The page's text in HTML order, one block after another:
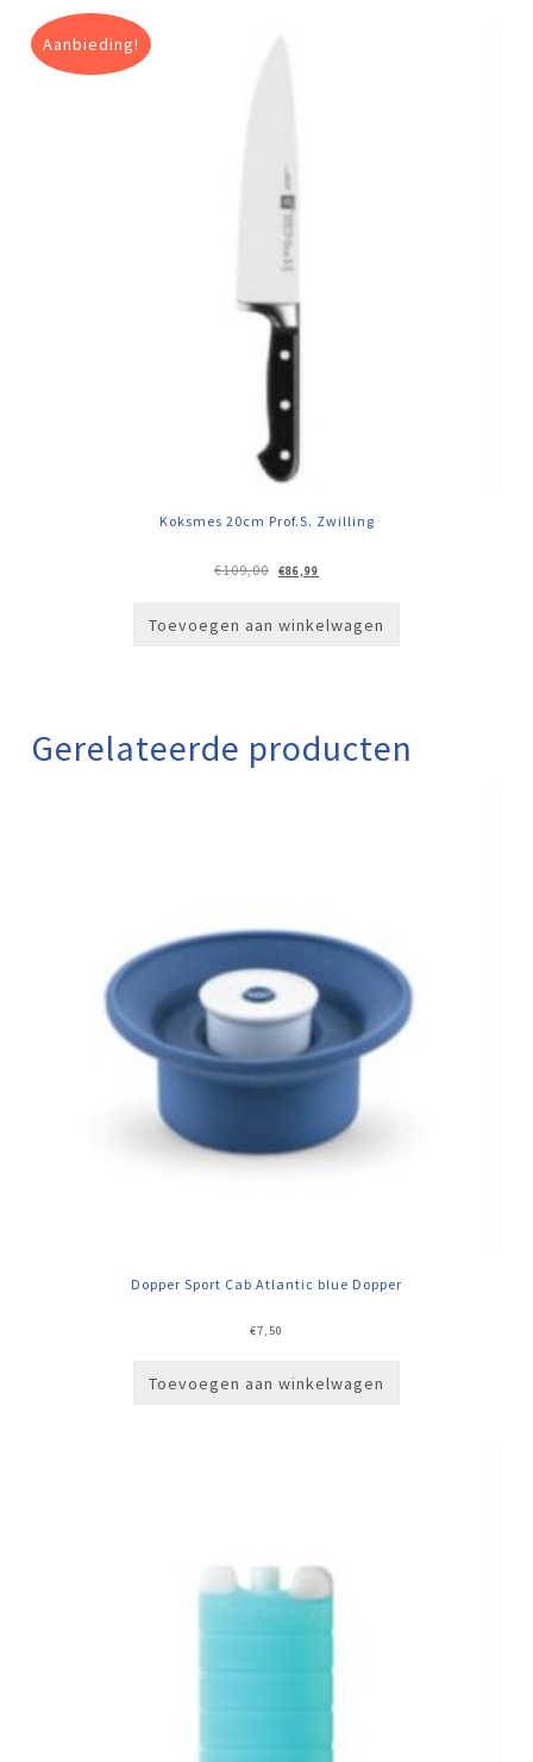
Aanbieding!
Koksmes 20cm Prof.S. Zwilling
€109,00
Oorspronkelijke
prijs
€86,99
prijs
Toevoegen aan winkelwagen
Gerelateerde producten
Dopper Sport Cab Atlantic blue Dopper
€7,50
Toevoegen aan winkelwagen